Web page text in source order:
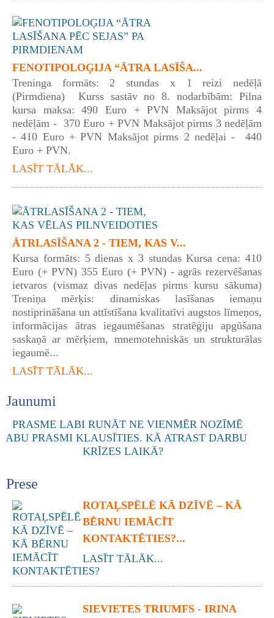
FENOTIPOLOĢIJA “ĀTRA LASĪŠA...
Treninga formāts: 2 stundas x 1 reizi nedēļā
(Pirmdiena) Kurss sastāv no 8. nodarbībām: Pilna
kursa maksa: 490 Euro + PVN Maksājot pirms 4
nedēļām - 370 Euro + PVN Maksājot pirms 3 nedēļām
- 410 Euro + PVN Maksājot pirms 2 nedēļai - 440
Euro + PVN.
LASĪT TĀLĀK...
ĀTRLASĪŠANA 2 - TIEM, KAS V...
Kursa formāts: 5 dienas x 3 stundas Kursa cena: 410
Euro (+ PVN) 355 Euro (+ PVN) - agrās rezervēšanas
ietvaros (vismaz divas nedēļas pirms kursu sākuma)
Treniņa mērķis: dinamiskas lasīšanas iemaņu
nostiprināšana un attīstīšana kvalitatīvi augstos līmeņos,
informācijas ātras iegaumēšanas stratēģiju apgūšana
saskaņā ar mērķiem, mnemotehniskās un strukturālas
iegaumē...
LASĪT TĀLĀK...
Jaunumi
Prese
ROTAĻSPĒLĒ KĀ DZĪVĒ – KĀ
BĒRNU IEMĀCĪT
KONTAKTĒTIES?...
LASĪT TĀLĀK...
SIEVIETES TRIUMFS - IRINA